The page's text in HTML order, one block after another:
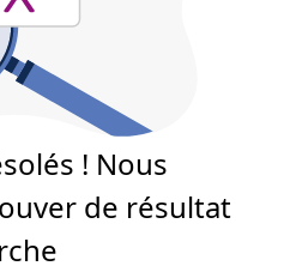
! Nous
de résultat